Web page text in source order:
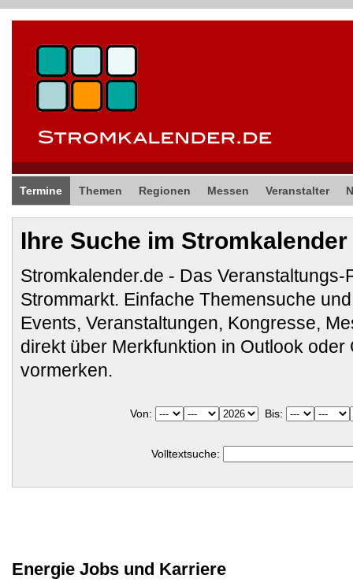
Termine Themen Regionen Messen Veranstalter
Ihre Suche im Stromkalender
Stromkalender.de - Das Veranstaltungs-
Strommarkt. Einfache Themensuche
Events, Veranstaltungen, Kongresse,
direkt über Merkfunktion in Outlook oder
vormerken.
Von: Bis:
Volltextsuche:
Energie Jobs und Karriere